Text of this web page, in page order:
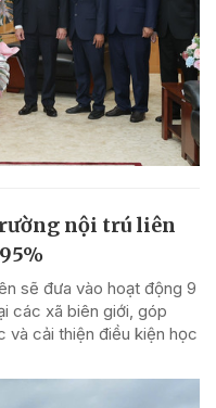
nội trú liên
sẽ đưa vào hoạt động 9
các xã biên giới, góp
và cải thiện điều kiện học